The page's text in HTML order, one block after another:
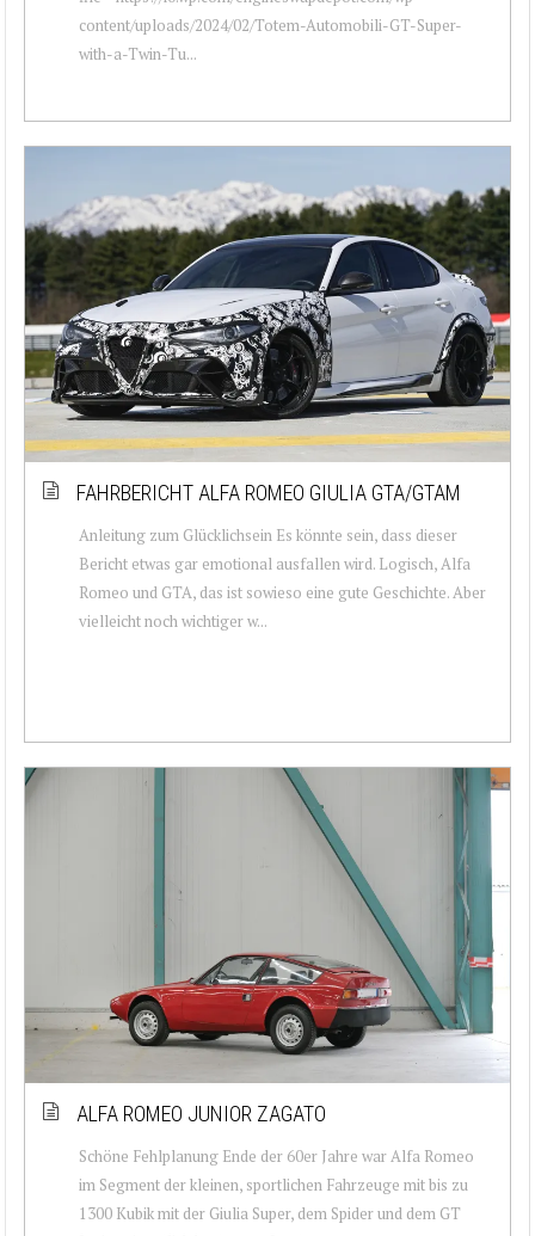
content/uploads/2024/02/Totem-Automobili-GT-Super-
with-a-Twin-Tu...
FAHRBERICHT ALFA ROMEO GIULIA GTA/GTAM
Anleitung zum Glücklichsein Es könnte sein, dass dieser
Bericht etwas gar emotional ausfallen wird. Logisch, Alfa
Romeo und GTA, das ist sowieso eine gute Geschichte. Aber
vielleicht noch wichtiger w...
ALFA ROMEO JUNIOR ZAGATO
Schöne Fehlplanung Ende der 60er Jahre war Alfa Romeo
im Segment der kleinen, sportlichen Fahrzeuge mit bis zu
1300 Kubik mit der Giulia Super, dem Spider und dem GT